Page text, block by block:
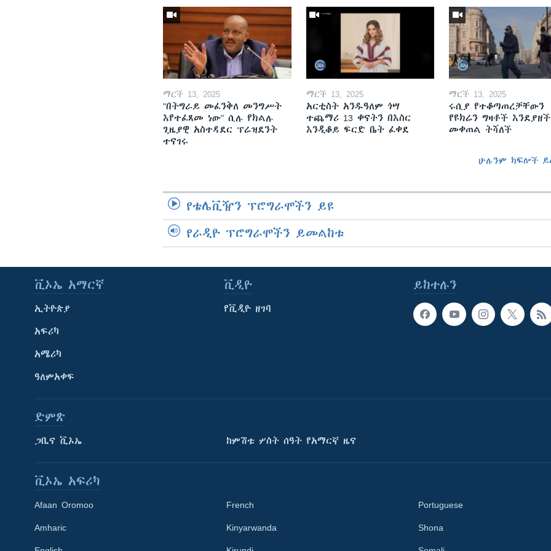
ማርች 13, 2025
"በትግራይ መፈንቅለ መንግሥት
እየተፈጸመ ነው" ሲሉ የክልሉ
ጊዜያዊ አስተዳደር ፕሬዝደንት
ተናገሩ
ማርች 13, 2025
አርቲስት አንዱዓለም ጎሣ
ተጨማሪ 13 ቀናትን በእስር
እንዲቆይ ፍርድ ቤት ፈቀደ
ማርች 13, 2025
ሩሲያ የተቆጣጠረቻቸውን
የዩክሬን ግዛቶች እንደያዘች
መቀጠል ትሻለች
ሁሉንም ክፍሎች
የቴሌቪዥን ፕሮግራሞችን ይዩ
የራዲዮ ፕሮግራሞችን ይመልከቱ
ይከተሉን
ቪኦኤ አማርኛ
ኢትዮጵያ
አፍሪካ
አሜሪካ
ዓለምአቀፍ
ቪዲዮ
የቪዲዮ ዘገባ
ድምጽ
ጋቢና ቪኦኤ ከምሽቱ ሦስት ሰዓት የአማርኛ ዜና
ቪኦኤ አፍሪካ
Afaan Oromoo
Amharic
French
Kinyarwanda
Portuguese
Shona